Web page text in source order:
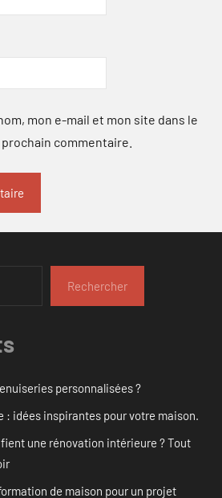
mon e-mail et mon site dans le
commentaire.
Rechercher
personnalisées ?
: idées inspirantes pour votre maison.
une rénovation intérieure ? Tout
de maison pour un projet